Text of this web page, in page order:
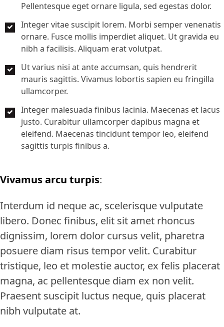
Pellentesque eget ornare ligula, sed egestas dolor.
Integer vitae suscipit lorem. Morbi semper venenatis
ornare. Fusce mollis imperdiet aliquet. Ut gravida eu
nibh a facilisis. Aliquam erat volutpat.
Ut varius nisi at ante accumsan, quis hendrerit
mauris sagittis. Vivamus lobortis sapien eu fringilla
ullamcorper.
Integer malesuada finibus lacinia. Maecenas et lacus
justo. Curabitur ullamcorper dapibus magna et
eleifend. Maecenas tincidunt tempor leo, eleifend
sagittis turpis finibus a.
Vivamus arcu turpis:
Interdum id neque ac, scelerisque vulputate
libero. Donec finibus, elit sit amet rhoncus
dignissim, lorem dolor cursus velit, pharetra
posuere diam risus tempor velit. Curabitur
tristique, leo et molestie auctor, ex felis placerat
magna, ac pellentesque diam ex non velit.
Praesent suscipit luctus neque, quis placerat
nibh vulputate at.